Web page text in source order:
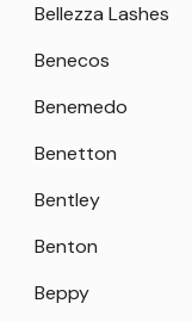
Bellezza Lashes
Benecos
Benemedo
Benetton
Bentley
Benton
Beppy